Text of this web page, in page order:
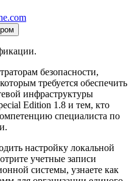
безопасности,
требуется обеспечить
инфраструктуры
Edition 1.8 и тем, кто
специалиста по
настройку локальной
учетные записи
системы, узнаете как